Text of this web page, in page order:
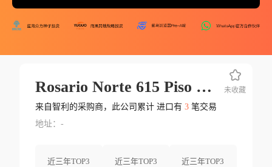
Rosario Norte 615 Piso 23 Las Condes Santiago Chile
来自智利的采购商，此公司累计 进口有 3笔交易
地址：-
近三年TOP3
近三年TOP3
近三年TOP3
未收藏